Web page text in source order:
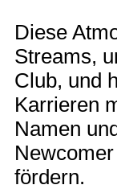
Diese
Streams,
Club, und
Karrieren
Namen
fördern.